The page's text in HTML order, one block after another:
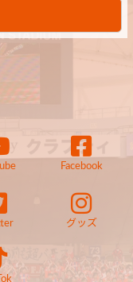
Facebook
グッズ